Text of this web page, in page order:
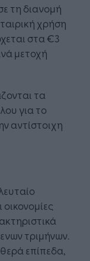
τη διανομή
χρήση
στα €3
μετοχή
τα
για το
αντίστοιχη
τριμήνων.
επίπεδα,